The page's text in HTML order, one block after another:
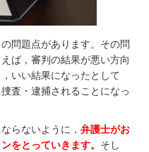
問題点があります。その問
ば，審判の結果が悪い方向
いい結果になったとして
査・逮捕されることになっ
らないように， 弁護士がお
をとっていきます。 そし